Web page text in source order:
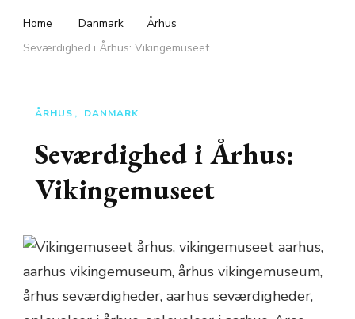
Home Danmark
Århus
Seværdighed i Århus: Vikingemuseet
ÅRHUS DANMARK
Seværdighed i Århus:
Vikingemuseet